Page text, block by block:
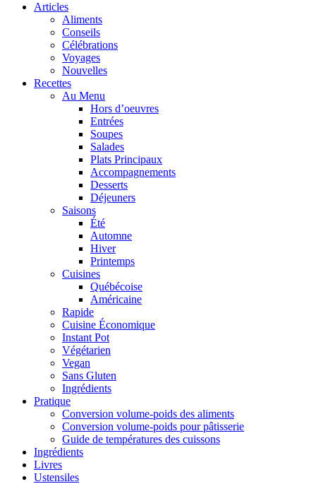
Articles
Aliments
Conseils
Célébrations
Voyages
Nouvelles
Recettes
Au Menu
Hors d’oeuvres
Entrées
Soupes
Salades
Plats Principaux
Accompagnements
Desserts
Déjeuners
Saisons
Été
Automne
Hiver
Printemps
Cuisines
Québécoise
Américaine
Rapide
Cuisine Économique
Instant Pot
Végétarien
Vegan
Sans Gluten
Ingrédients
Pratique
Conversion volume-poids des aliments
Conversion volume-poids pour pâtisserie
Guide de températures des cuissons
Ingrédients
Livres
Ustensiles